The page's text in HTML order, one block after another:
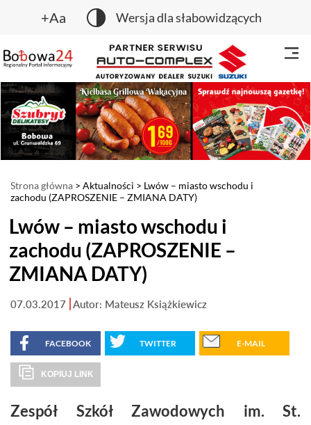
+Aa Wersja dla słabowidzących
Strona główna > Aktualności > Lwów – miasto wschodu i
zachodu (ZAPROSZENIE – ZMIANA DATY)
Lwów – miasto wschodu i
zachodu (ZAPROSZENIE –
ZMIANA DATY)
07.03.2017 Autor: Mateusz Książkiewicz
FACEBOOK TWITTER E-MAIL
KOPIUJ LINK
Zespół Szkół Zawodowych im. St.